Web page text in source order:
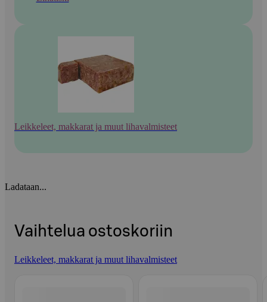
Leikkeleet, makkarat ja muut lihavalmisteet
Ladataan...
Vaihtelua ostoskoriin
Leikkeleet, makkarat ja muut lihavalmisteet